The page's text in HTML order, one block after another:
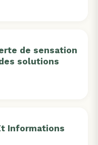
de sensation
solutions
Informations